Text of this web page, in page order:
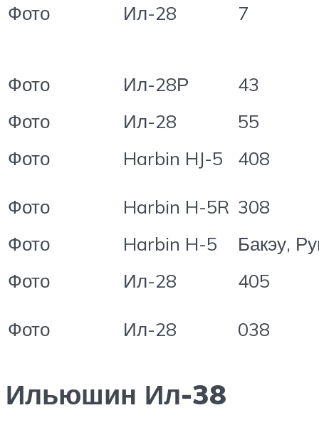
Фото Ил-28 7
Фото Ил-28Р
43
Фото
Ил-28
55
Фото
Harbin HJ-5 408
Фото Harbin H-5R 308
Фото
Harbin H-5
Бакэу,
Фото
Ил-28 405
Фото Ил-28 038
Ильюшин Ил-38